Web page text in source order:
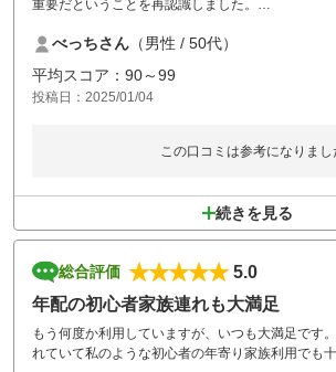
重要だということを再認識しました。
いつもきれいに整備されたコースや施設、素晴ら
しめました。
べっちさん （男性 / 50代）
平均スコア：90～99
投稿日：2025/01/04
この口コミは参考になりまし
続きを見る
総合評価
5.0
年配の初心者家族連れも大満足
もう何度か利用していますが、いつも大満足です
れていて私のような初心者の年寄り家族利用でも